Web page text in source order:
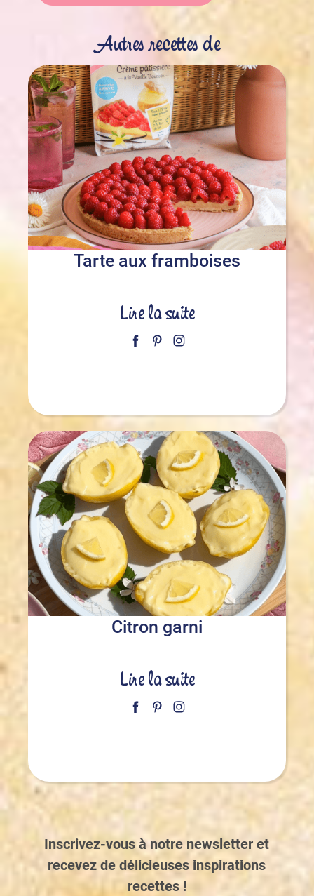
Autres recettes de
Tarte aux framboises
Lire la suite
Citron garni
Lire la suite
Inscrivez-vous à notre newsletter et
recevez de délicieuses inspirations
recettes !